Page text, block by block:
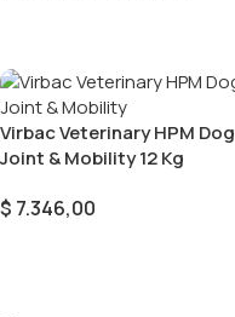
Virbac Veterinary HPM Dog
Joint & Mobility 12 Kg
$ 7.346,00